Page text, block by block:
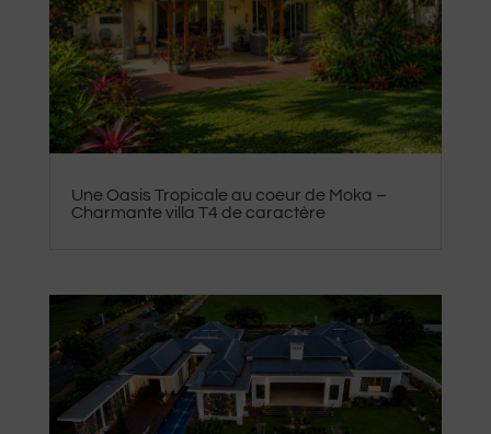
Une Oasis Tropicale au coeur de Moka –
Charmante villa T4 de caractère